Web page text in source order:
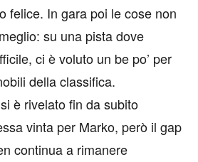
felice. In gara poi le cose non
su una pista dove
ci è voluto un be po’ per
della classifica.
è rivelato fin da subito
vinta per Marko, però il gap
continua a rimanere